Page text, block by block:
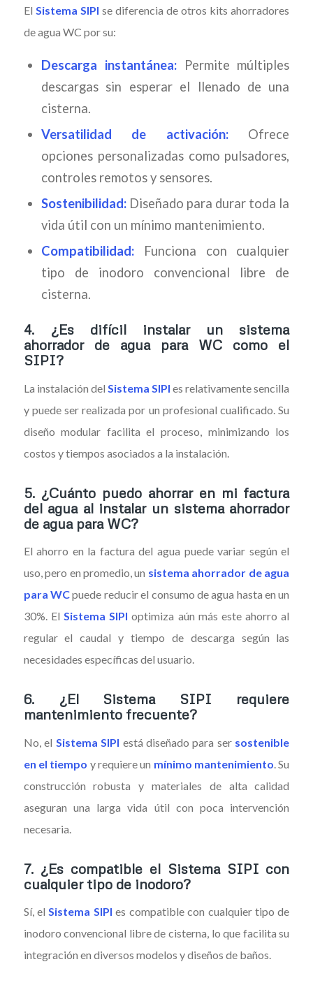
El Sistema SIPI se diferencia de otros kits ahorradores
de agua WC por su:
Descarga instantánea:Permite múltiples
descargas sin esperar el llenado de una
cisterna.
Versatilidad de activación:Ofrece
opciones personalizadas como pulsadores,
controles remotos y sensores.
Sostenibilidad:Diseñado para durar toda la
vida útil con un mínimo mantenimiento.
Compatibilidad:Funciona con cualquier
tipo de inodoro convencional libre de
cisterna.
4. ¿Es difícil instalar un sistema
ahorrador de agua para WC como el
SIPI?
La instalación del Sistema SIPI es relativamente sencilla
y puede ser realizada por un profesional cualificado. Su
diseño modular facilita el proceso, minimizando los
costos y tiempos asociados a la instalación.
5. ¿Cuánto puedo ahorrar en mi factura
del agua al instalar un sistema ahorrador
de agua para WC?
El ahorro en la factura del agua puede variar según el
uso, pero en promedio, un sistema ahorrador de agua
para WCpuede reducir el consumo de agua hasta en un
30%. El Sistema SIPI optimiza aún más este ahorro al
regular el caudal y tiempo de descarga según las
necesidades específicas del usuario.
6. ¿El Sistema SIPI requiere
mantenimiento frecuente?
No, el Sistema SIPI está diseñado para ser sostenible
en el tiempo y requiere un mínimo mantenimiento . Su
construcción robusta y materiales de alta calidad
aseguran una larga vida útil con poca intervención
necesaria.
7. ¿Es compatible el Sistema SIPI con
cualquier tipo de inodoro?
Sí, elSistema SIPI es compatible con cualquier tipo de
inodoro convencional libre de cisterna, lo que facilita su
integración en diversos modelos y diseños de baños.